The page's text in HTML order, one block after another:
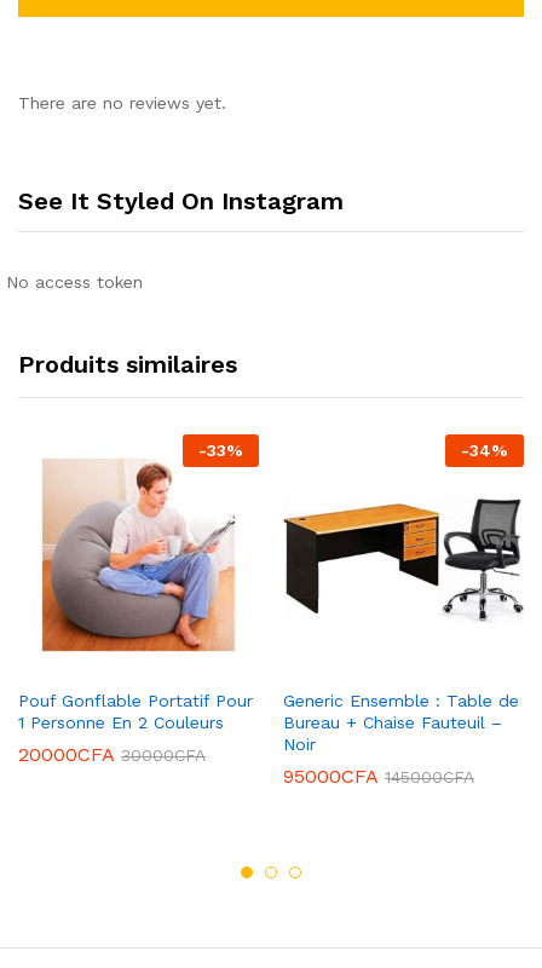
There are no reviews yet.
See It Styled On Instagram
No access token
Produits similaires
-33%
Pouf Gonflable Portatif Pour
1 Personne En 2 Couleurs
20000CFA 30000CFA
-34%
Generic Ensemble : Table de
Bureau + Chaise Fauteuil –
Noir
95000CFA 145000CFA